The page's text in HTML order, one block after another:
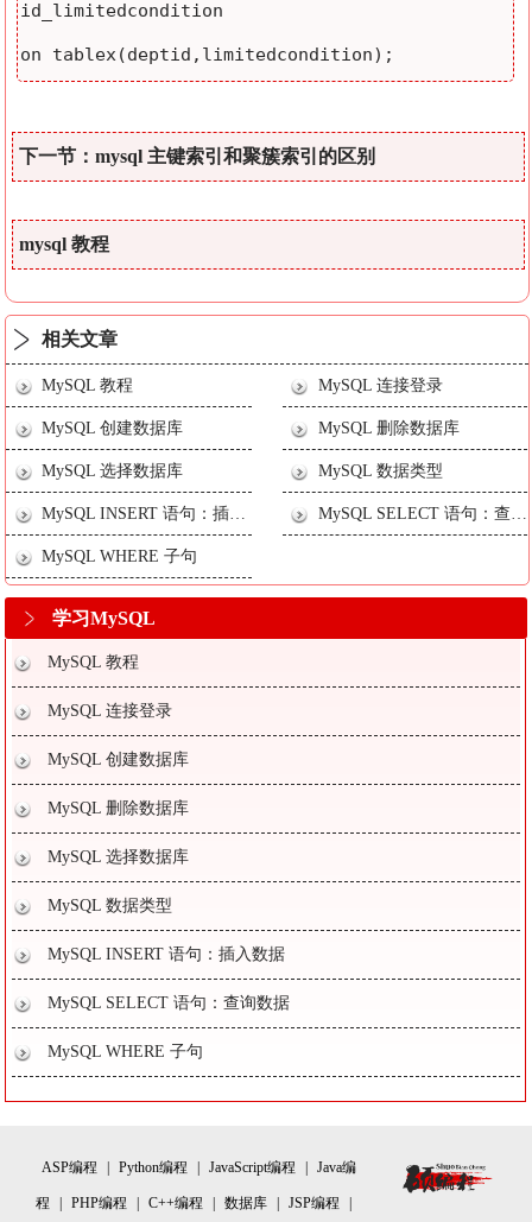
id_limitedcondition
下一节：mysql 主键索引和聚簇索引的区别
mysql 教程
相关文章
MySQL 教程 MySQL 连接登录
MySQL 创建数据库 MySQL 删除数据库
MySQL 选择数据库 MySQL 数据类型
MySQL WHERE 子句
学习MySQL
MySQL 教程
MySQL 连接登录
MySQL 创建数据库
MySQL 删除数据库
MySQL 选择数据库
MySQL 数据类型
MySQL INSERT 语句：插入数据
MySQL SELECT 语句：查询数据
MySQL WHERE 子句
ASP编程 | Python编程 | JavaScript编程 | Java编
程 | PHP编程 | C++编程 | 数据库 | JSP编程 |